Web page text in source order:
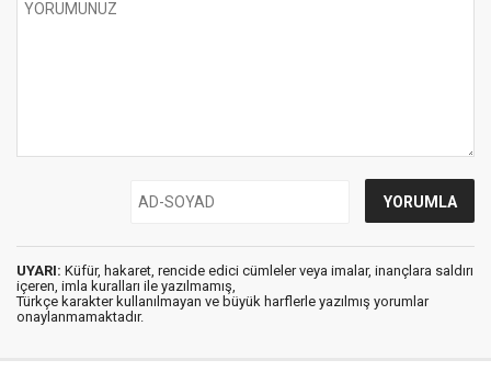
UYARI: Küfür, hakaret, rencide edici cümleler veya imalar, inançlara saldırı
içeren, imla kuralları ile yazılmamış,
Türkçe karakter kullanılmayan ve büyük harflerle yazılmış yorumlar
onaylanmamaktadır.